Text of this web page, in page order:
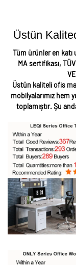
Üstün
Tüm ürünler en
MA sertifikası,
Üstün kaliteli ofis
mobilyalarımız hem
toplamıştır. Şu